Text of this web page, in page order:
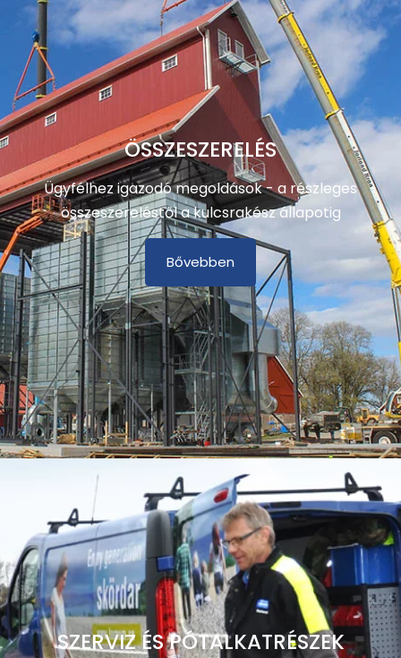
ÖSSZESZERELÉS
Ügyfélhez igazodó megoldások - a részleges
összeszereléstől a kulcsrakész állapotig
Bővebben
SZERVIZ ÉS PÓTALKATRÉSZEK